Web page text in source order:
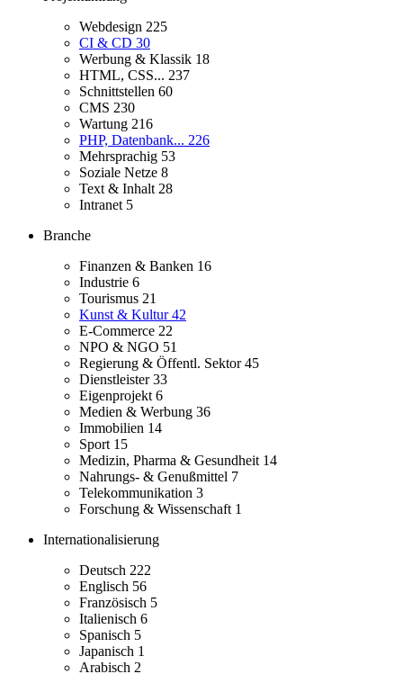
Webdesign 225
CI & CD 30
Werbung & Klassik 18
HTML, CSS... 237
Schnittstellen 60
CMS 230
Wartung 216
PHP, Datenbank... 226
Mehrsprachig 53
Soziale Netze 8
Text & Inhalt 28
Intranet 5
Branche
Finanzen & Banken 16
Industrie 6
Tourismus 21
Kunst & Kultur42
E-Commerce 22
NPO & NGO 51
Regierung & Öffentl. Sektor45
Dienstleister33
Eigenprojekt 6
Medien & Werbung 36
Immobilien 14
Sport 15
Medizin, Pharma & Gesundheit 14
Nahrungs- & Genußmittel 7
Telekommunikation 3
Forschung & Wissenschaft 1
Internationalisierung
Deutsch 222
Englisch 56
Französisch 5
Italienisch 6
Spanisch 5
Japanisch 1
Arabisch 2